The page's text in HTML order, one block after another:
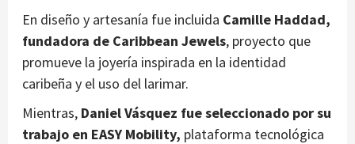
En diseño y artesanía fue incluida Camille Haddad,
fundadora de Caribbean Jewels, proyecto que
promueve la joyería inspirada en la identidad
caribeña y el uso del larimar.
Mientras, Daniel Vásquez fue seleccionado por su
trabajo en EASY Mobility, plataforma tecnológica